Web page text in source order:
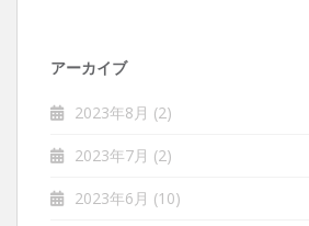
アーカイブ
2023年8月 (2)
2023年7月 (2)
2023年6月 (10)